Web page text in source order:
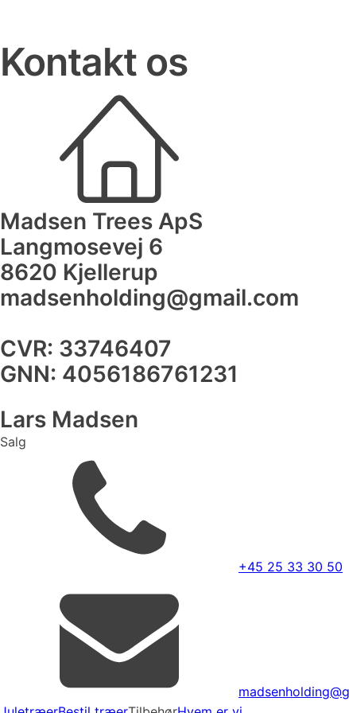
Kontakt os
Madsen Trees ApS
Langmosevej 6
8620 Kjellerup
madsenholding@gmail.com
CVR: 33746407
GNN: 4056186761231
Lars Madsen
Salg
+45 25 33 30 50